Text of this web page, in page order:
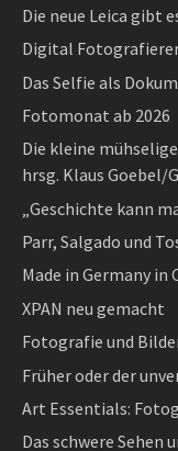
Die neue Leica gibt
Digital
Das Selfie als
Fotomonat ab 2026
Die kleine
hrsg. Klaus Goebel/
„Geschichte kann
Parr, Salgado und
Made in Germany in
XPAN neu gemacht
Fotografie und
Früher oder der
Art Essentials:
Das schwere Sehen